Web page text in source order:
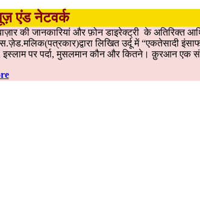
एंड नेटवर्क
की जानकारियां और फ़ोन डाइरेक्ट्री के अतिरिक्त
लिखित उर्दू में “एकतेसादी
पर पर्दा, मुसलमान कौन और कितने। क़ुरआन एक